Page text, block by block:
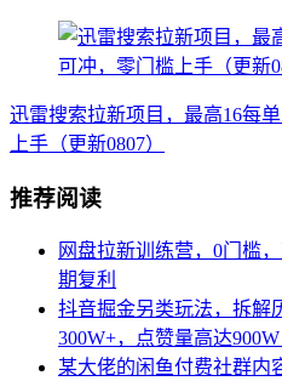
迅雷搜索拉新项目，最高16每
上手（更新0807）
推荐阅读
网盘拉新训练营，0门槛
期复利
抖音掘金另类玩法，拆解
300W+，点赞量高达
某大佬的闲鱼付费社群内